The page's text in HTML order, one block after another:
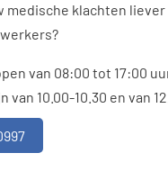
medische klachten
van 08:00 tot 17:00
van 10.00-10.30 en van